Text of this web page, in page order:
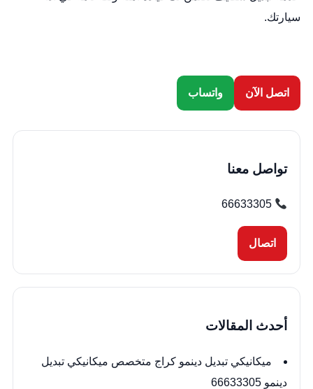
سيارتك.
اتصل الآن واتساب
تواصل معنا
66633305
اتصال
أحدث المقالات
ميكانيكي تبديل دينمو كراج متخصص ميكانيكي تبديل
دينمو 66633305